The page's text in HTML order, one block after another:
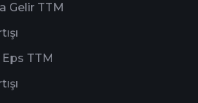
Gelir TTM
TTM